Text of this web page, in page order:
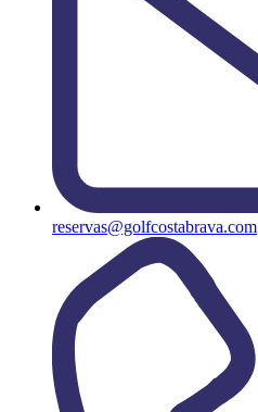
reservas@golfcostabrava.com